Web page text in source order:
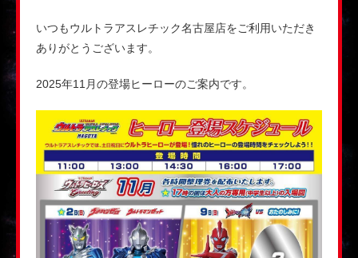
いつもウルトラアスレチック名古屋店をご利用いただき
ありがとうございます。
2025年11月の登場ヒーローのご案内です。